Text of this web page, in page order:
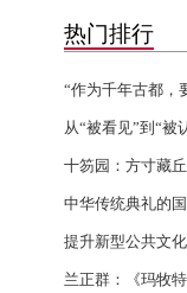
热门排行
十笏园：方寸藏
中华传统典礼的